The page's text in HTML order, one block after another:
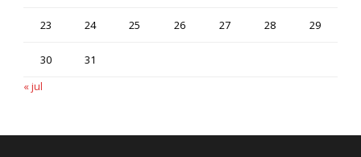
23 24 25 26 27 28 29
30
31
« jul